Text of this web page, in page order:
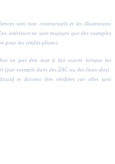
sont non contractuels et les illustrations
intérieurs ne sont toujours que des exemples
pour les crédits photos.
ne pas être tout à fait exacte lorsque les
(par exemple dans des ZAC ou des lieux-dits).
et doivent être vérifiées car elles sont